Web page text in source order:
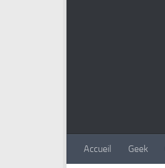
Accueil Geek